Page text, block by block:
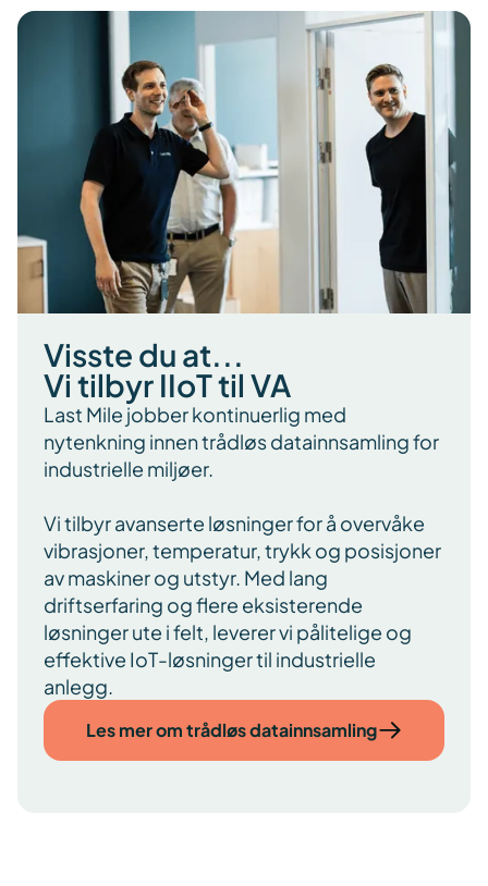
Visste du at...
Vi tilbyr IIoT til VA
Last Mile jobber kontinuerlig med
nytenkning innen trådløs datainnsamling for
industrielle miljøer.
Vi tilbyr avanserte løsninger for å overvåke
vibrasjoner, temperatur, trykk og posisjoner
av maskiner og utstyr. Med lang
driftserfaring og flere eksisterende
løsninger ute i felt, leverer vi pålitelige og
effektive IoT-løsninger til industrielle
anlegg.
Les mer om trådløs datainnsamling